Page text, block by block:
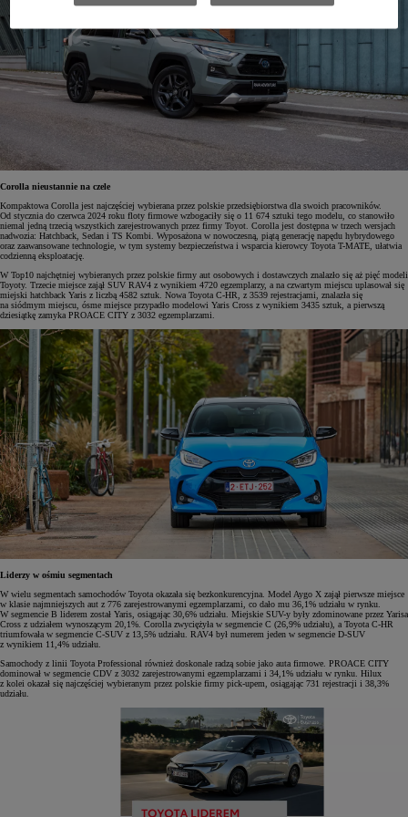
Corolla nieustannie na czele
Kompaktowa Corolla jest najczęściej wybierana przez polskie przedsiębiorstwa dla swoich pracowników.
Od stycznia do czerwca 2024 roku floty firmowe wzbogaciły się o 11 674 sztuki tego modelu, co stanowiło
niemal jedną trzecią wszystkich zarejestrowanych przez firmy Toyot. Corolla jest dostępna w trzech wersjach
nadwozia: Hatchback, Sedan i TS Kombi. Wyposażona w nowoczesną, piątą generację napędu hybrydowego
oraz zaawansowane technologie, w tym systemy bezpieczeństwa i wsparcia kierowcy Toyota T-MATE, ułatwia
codzienną eksploatację.
W Top10 najchętniej wybieranych przez polskie firmy aut osobowych i dostawczych znalazło się aż pięć modeli
Toyoty. Trzecie miejsce zajął SUV RAV4 z wynikiem 4720 egzemplarzy, a na czwartym miejscu uplasował się
miejski hatchback Yaris z liczbą 4582 sztuk. Nowa Toyota C-HR, z 3539 rejestracjami, znalazła się
na siódmym miejscu, ósme miejsce przypadło modelowi Yaris Cross z wynikiem 3435 sztuk, a pierwszą
dziesiątkę zamyka PROACE CITY z 3032 egzemplarzami.
Liderzy w ośmiu segmentach
W wielu segmentach samochodów Toyota okazała się bezkonkurencyjna. Model Aygo X zajął pierwsze miejsce
w klasie najmniejszych aut z 776 zarejestrowanymi egzemplarzami, co dało mu 36,1% udziału w rynku.
W segmencie B liderem został Yaris, osiągając 30,6% udziału. Miejskie SUV-y były zdominowane przez Yarisa
Cross z udziałem wynoszącym 20,1%. Corolla zwyciężyła w segmencie C (26,9% udziału), a Toyota C-HR
triumfowała w segmencie C-SUV z 13,5% udziału. RAV4 był numerem jeden w segmencie D-SUV
z wynikiem 11,4% udziału.
Samochody z linii Toyota Professional również doskonale radzą sobie jako auta firmowe. PROACE CITY
dominował w segmencie CDV z 3032 zarejestrowanymi egzemplarzami i 34,1% udziału w rynku. Hilux
z kolei okazał się najczęściej wybieranym przez polskie firmy pick-upem, osiągając 731 rejestracji i 38,3%
udziału.